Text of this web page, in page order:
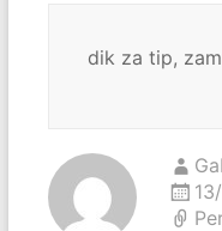
dik za tip,